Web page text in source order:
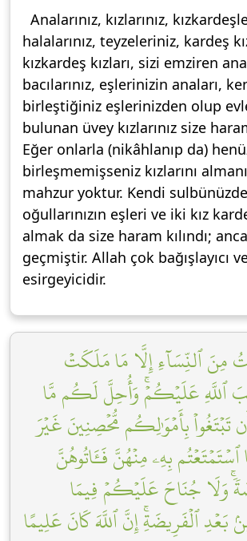
Analarınız, kızlarınız,
halalarınız, teyzeleriniz, kardeş
kızkardeş kızları, sizi emziren
bacılarınız, eşlerinizin anaları,
birleştiğiniz eşlerinizden olup
bulunan üvey kızlarınız size
Eğer onlarla (nikâhlanıp da)
birleşmemişseniz kızlarını
mahzur yoktur. Kendi
oğullarınızın eşleri ve iki kız
almak da size haram kılındı;
geçmiştir. Allah çok bağışlayıcı
esirgeyicidir.
ٱلنِّسَآءِ إِلَّا مَا مَلَكَتۡ
عَلَيۡكُمۡۚ وَأُحِلَّ لَكُم مَّا
تَبۡتَغُواْ بِأَمۡوَٰلِكُم مُّحۡصِنِينَ غَيۡرَ
بِهِۦ مِنۡهُنَّ فَـَٔاتُوهُنَّ
وَلَا جُنَاحَ عَلَيۡكُمۡ فِيمَا
بَعۡدِ ٱلۡفَرِيضَةِۚ إِنَّ ٱللَّهَ كَانَ عَلِيمًا